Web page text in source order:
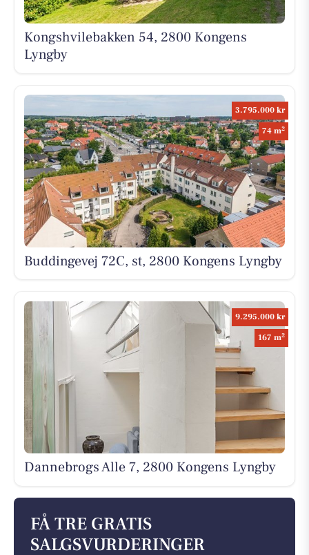
Kongshvilebakken 54, 2800 Kongens
Lyngby
3.795.000 kr
74 m2
Buddingevej 72C, st, 2800 Kongens Lyngby
9.295.000 kr
167 m2
Dannebrogs Alle 7, 2800 Kongens Lyngby
FÅ TRE GRATIS
SALGSVURDERINGER